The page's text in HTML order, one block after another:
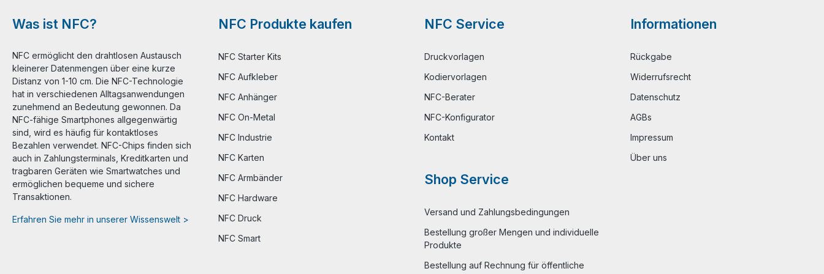
Was ist NFC?
NFC ermöglicht den drahtlosen Austausch
kleinerer Datenmengen über eine kurze
Distanz von 1-10 cm. Die NFC-Technologie
hat in verschiedenen Alltagsanwendungen
zunehmend an Bedeutung gewonnen. Da
NFC-fähige Smartphones allgegenwärtig
sind, wird es häufig für kontaktloses
Bezahlen verwendet. NFC-Chips finden sich
auch in Zahlungsterminals, Kreditkarten und
tragbaren Geräten wie Smartwatches und
ermöglichen bequeme und sichere
Transaktionen.
Erfahren Sie mehr in unserer Wissenswelt >
NFC Produkte kaufen
NFC Starter Kits
NFC Aufkleber
NFC Anhänger
NFC On-Metal
NFC Industrie
NFC Karten
NFC Armbänder
NFC Hardware
NFC Druck
NFC Smart
NFC Service
Druckvorlagen
Kodiervorlagen
NFC-Berater
NFC-Konfigurator
Kontakt
Shop Service
Versand und Zahlungsbedingungen
Bestellung großer Mengen und individuelle
Produkte
Bestellung auf Rechnung für öffentliche
Informationen
Rückgabe
Widerrufsrecht
Datenschutz
AGBs
Impressum
Über uns